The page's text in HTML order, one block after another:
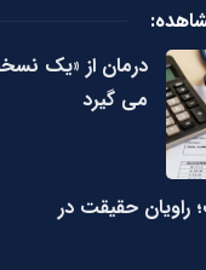
درمان از «یک
می گیرد
راویان حقیقت در